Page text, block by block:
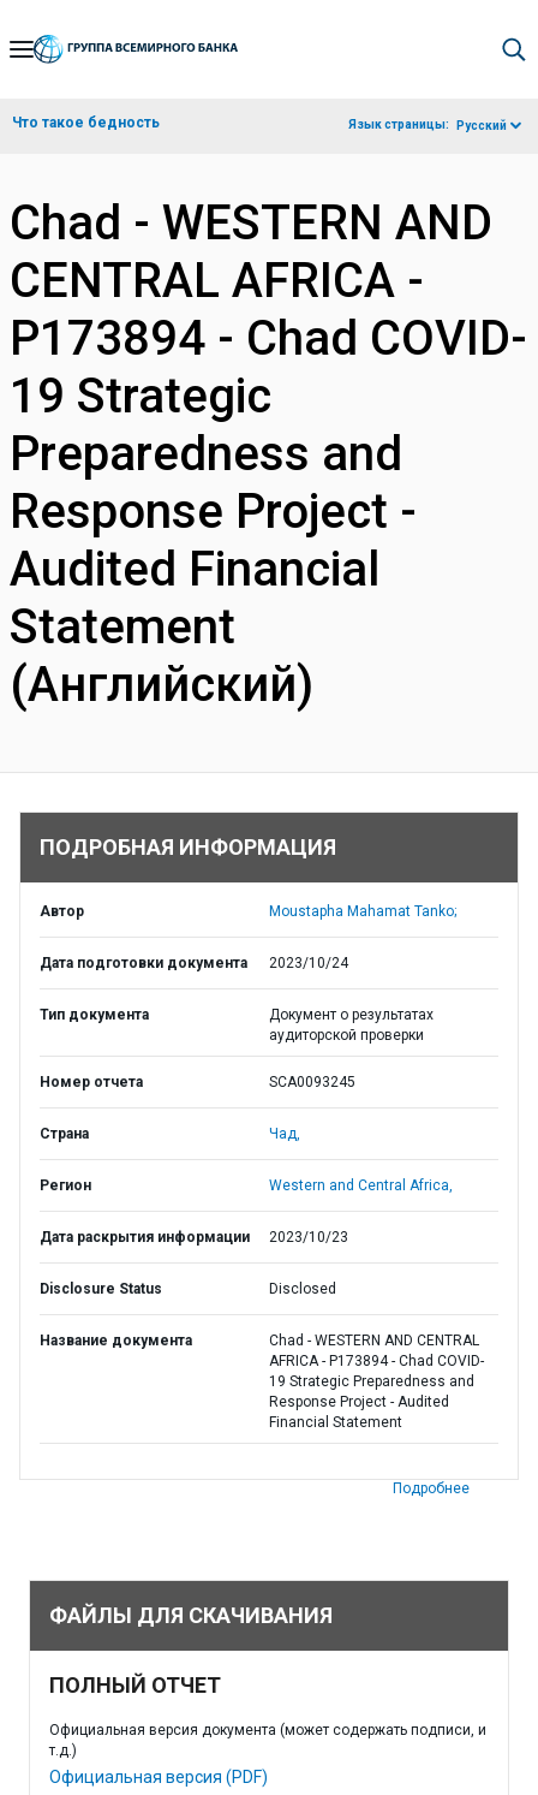
Skip
Navigation
Что такое бедность Язык страницы: Русский
Chad - WESTERN AND
CENTRAL AFRICA -
P173894 - Chad COVID-
19 Strategic
Preparedness and
Response Project -
Audited Financial
Statement
(Английский)
ПОДРОБНАЯ ИНФОРМАЦИЯ
Автор Moustapha Mahamat Tanko;
Дата подготовки документа 2023/10/24
Тип документа
Документ о результатах
аудиторской проверки
Номер отчета SCA0093245
Страна Чад,
Регион Western and Central Africa,
Дата раскрытия информации 2023/10/23
Disclosure Status Disclosed
Название документа
Chad - WESTERN AND CENTRAL
AFRICA - P173894 - Chad COVID-
19 Strategic Preparedness and
Response Project - Audited
Financial Statement
Подробнее
ФАЙЛЫ ДЛЯ СКАЧИВАНИЯ
ПОЛНЫЙ ОТЧЕТ
Официальная версия документа (может содержать подписи, и
т.д.)
Официальная версия (PDF)